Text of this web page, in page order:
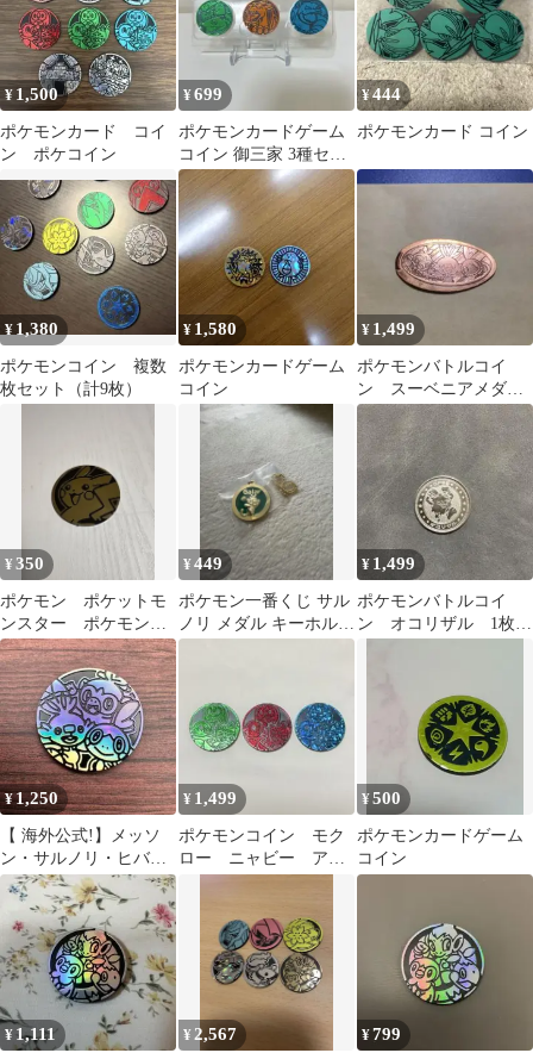
¥ 1,500
ポケモンカード コイ
ン ポケコイン
¥699
ポケモンカードゲーム
コイン 御三家 3種セッ
ト
¥444
ポケモンカード コイン
¥ 1,380
ポケモンコイン 複数
枚セット（計9枚）
¥ 1,580
ポケモンカードゲーム
コイン
¥ 1,499
ポケモンバトルコイ
ン スーベニアメダ
ル サルノリ ヒバニ
ー メッソン 1枚
¥350
ポケモン ポケットモ
ンスター ポケモンコ
イン コインゲーム
コイン
¥449
ポケモン一番くじ サル
ノリ メダル キーホルダ
ーおまけ付
¥ 1,499
ポケモンバトルコイ
ン オコリザル 1枚
¥1,250
【 海外公式!】メッソ
ン・サルノリ・ヒバニ
ー ポケモン コイン
(silver)
¥ 1,499
ポケモンコイン モク
ロー ニャビー アシ
¥500
ポケモンカードゲーム
コイン
¥ 1,111 ¥ 2,567 ¥799